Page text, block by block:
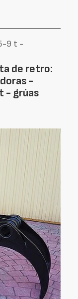
9 t -
de retro:
-
- grúas